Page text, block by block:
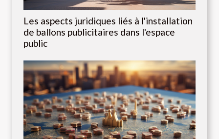
Les aspects juridiques liés à l'installation
de ballons publicitaires dans l'espace
public